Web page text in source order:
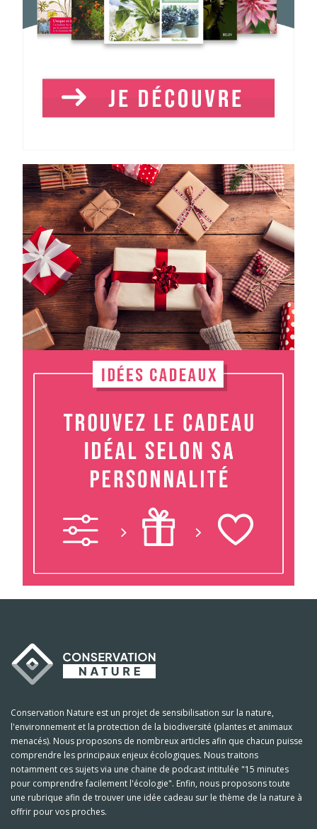
Conservation Nature est un projet de sensibilisation sur la nature,
l'environnement et la protection de la biodiversité (plantes et animaux
menacés). Nous proposons de nombreux articles afin que chacun puisse
comprendre les principaux enjeux écologiques. Nous traitons
notamment ces sujets via une chaine de podcast intitulée "15 minutes
pour comprendre facilement l'écologie". Enfin, nous proposons toute
une rubrique afin de trouver une idée cadeau sur le thème de la nature à
offrir pour vos proches.